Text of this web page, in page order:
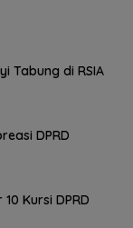
Tabung di RSIA
DPRD
Kursi DPRD